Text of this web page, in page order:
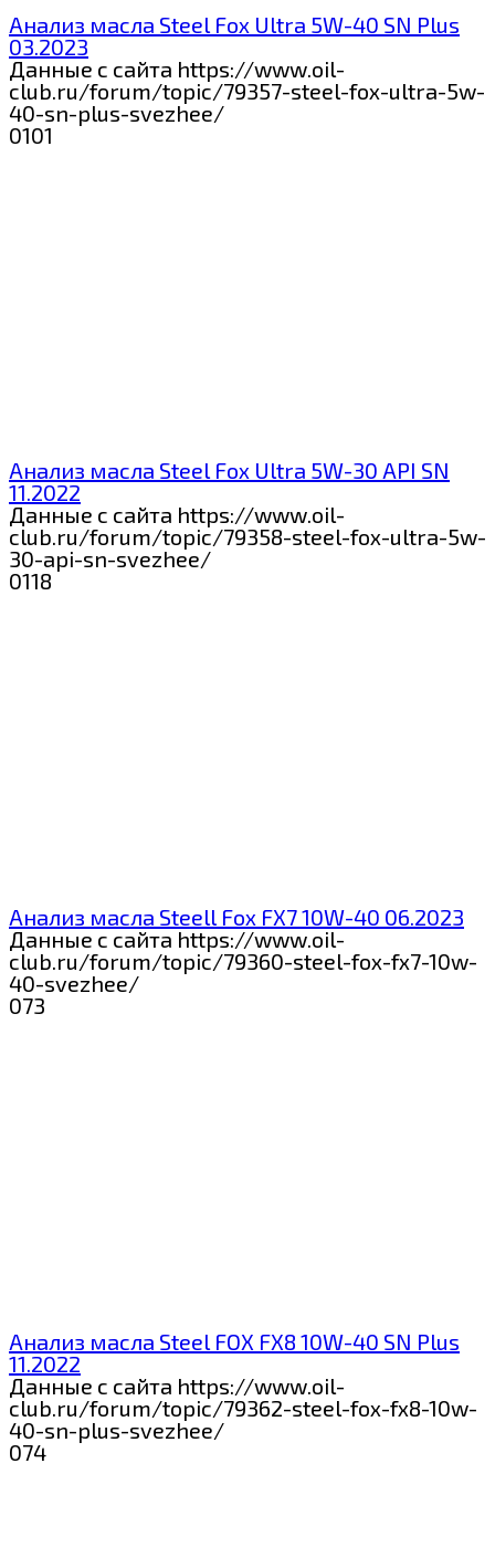
Анализ масла Steel Fox Ultra 5W-40 SN Plus
03.2023
Данные с сайта https://www.oil-
club.ru/forum/topic/79357-steel-fox-ultra-5w-
40-sn-plus-svezhee/
0101
Анализ масла Steel Fox Ultra 5W-30 API SN
11.2022
Данные с сайта https://www.oil-
club.ru/forum/topic/79358-steel-fox-ultra-5w-
30-api-sn-svezhee/
0118
Анализ масла Steell Fox FX7 10W-40 06.2023
Данные с сайта https://www.oil-
club.ru/forum/topic/79360-steel-fox-fx7-10w-
40-svezhee/
073
Анализ масла Steel FOX FX8 10W-40 SN Plus
11.2022
Данные с сайта https://www.oil-
club.ru/forum/topic/79362-steel-fox-fx8-10w-
40-sn-plus-svezhee/
074